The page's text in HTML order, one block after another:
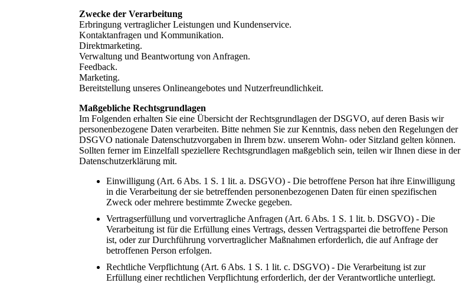
Zwecke der Verarbeitung
Erbringung vertraglicher Leistungen und Kundenservice.
Kontaktanfragen und Kommunikation.
Direktmarketing.
Verwaltung und Beantwortung von Anfragen.
Feedback.
Marketing.
Bereitstellung unseres Onlineangebotes und Nutzerfreundlichkeit.
Maßgebliche Rechtsgrundlagen
Im Folgenden erhalten Sie eine Übersicht der Rechtsgrundlagen der DSGVO, auf deren Basis wir
personenbezogene Daten verarbeiten. Bitte nehmen Sie zur Kenntnis, dass neben den Regelungen der
DSGVO nationale Datenschutzvorgaben in Ihrem bzw. unserem Wohn- oder Sitzland gelten können.
Sollten ferner im Einzelfall speziellere Rechtsgrundlagen maßgeblich sein, teilen wir Ihnen diese in der
Datenschutzerklärung mit.
Einwilligung (Art. 6 Abs. 1 S. 1 lit. a. DSGVO) - Die betroffene Person hat ihre Einwilligung
in die Verarbeitung der sie betreffenden personenbezogenen Daten für einen spezifischen
Zweck oder mehrere bestimmte Zwecke gegeben.
Vertragserfüllung und vorvertragliche Anfragen (Art. 6 Abs. 1 S. 1 lit. b. DSGVO) - Die
Verarbeitung ist für die Erfüllung eines Vertrags, dessen Vertragspartei die betroffene Person
ist, oder zur Durchführung vorvertraglicher Maßnahmen erforderlich, die auf Anfrage der
betroffenen Person erfolgen.
Rechtliche Verpflichtung (Art. 6 Abs. 1 S. 1 lit. c. DSGVO) - Die Verarbeitung ist zur
Erfüllung einer rechtlichen Verpflichtung erforderlich, der der Verantwortliche unterliegt.